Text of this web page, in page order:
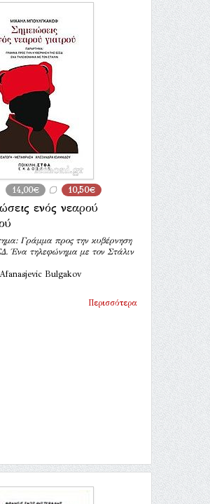
14,00€ 10,50€
ενός νεαρού
Γράμμα προς την κυβέρνηση
Ένα τηλεφώνημα με τον Στάλιν
Bulgakov
Περισσότερα